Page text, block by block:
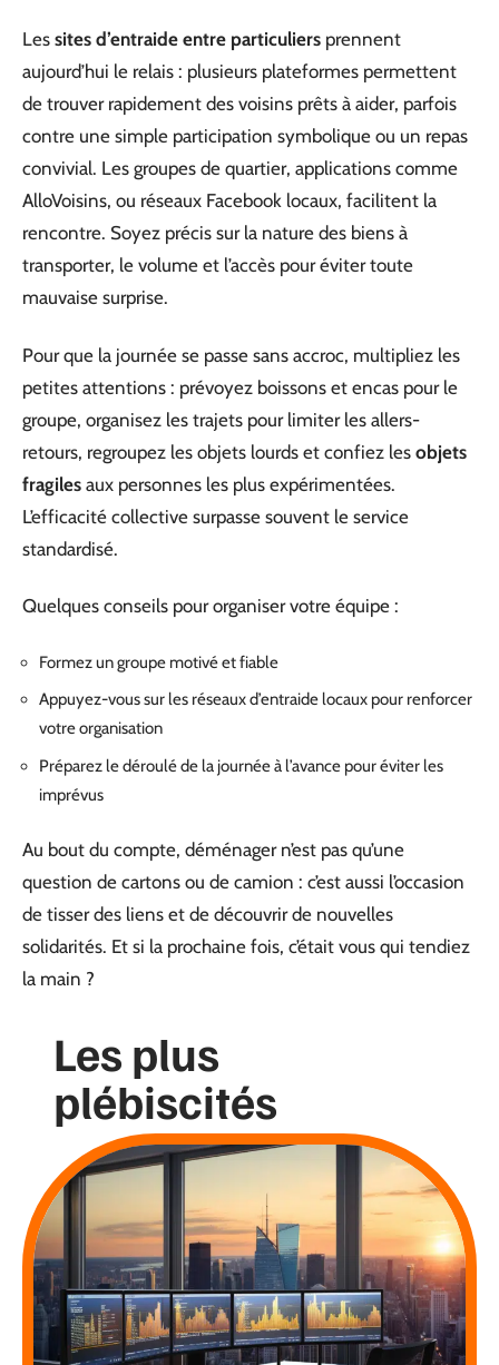
Les sites d’entraide entre particuliers prennent
aujourd’hui le relais : plusieurs plateformes permettent
de trouver rapidement des voisins prêts à aider, parfois
contre une simple participation symbolique ou un repas
convivial. Les groupes de quartier, applications comme
AlloVoisins, ou réseaux Facebook locaux, facilitent la
rencontre. Soyez précis sur la nature des biens à
transporter, le volume et l’accès pour éviter toute
mauvaise surprise.
Pour que la journée se passe sans accroc, multipliez les
petites attentions : prévoyez boissons et encas pour le
groupe, organisez les trajets pour limiter les allers-
retours, regroupez les objets lourds et confiez les objets
fragiles aux personnes les plus expérimentées.
L’efficacité collective surpasse souvent le service
standardisé.
Quelques conseils pour organiser votre équipe :
Formez un groupe motivé et fiable
Appuyez-vous sur les réseaux d’entraide locaux pour renforcer
votre organisation
Préparez le déroulé de la journée à l’avance pour éviter les
imprévus
Au bout du compte, déménager n’est pas qu’une
question de cartons ou de camion : c’est aussi l’occasion
de tisser des liens et de découvrir de nouvelles
solidarités. Et si la prochaine fois, c’était vous qui tendiez
la main ?
Les plus
plébiscités